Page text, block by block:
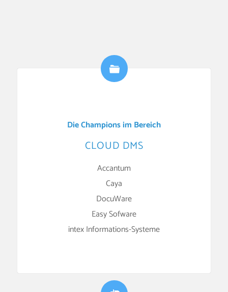
Die Champions im Bereich
CLOUD DMS
Accantum
Caya
DocuWare
Easy Sofware
intex Informations-Systeme